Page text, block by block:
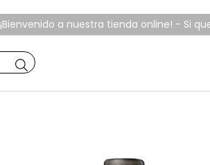
¡Bienvenido a nuestra tienda online! - Si